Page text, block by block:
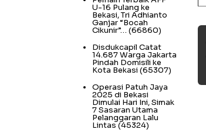
U-16 Pulang ke
Bekasi, Tri Adhianto
Ganjar “Bocah
Cikunir”… (66860)
Disdukcapil Catat
14.687 Warga Jakarta
Pindah Domisili ke
Kota Bekasi (65307)
Operasi Patuh Jaya
2025 di Bekasi
Dimulai Hari Ini, Simak
7 Sasaran Utama
Pelanggaran Lalu
Lintas(45324)